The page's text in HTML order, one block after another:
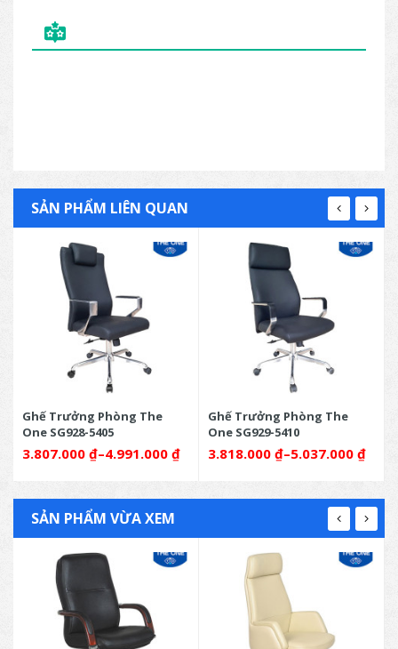
SẢN PHẨM LIÊN QUAN
Ghế Trưởng Phòng The
One SG928-5405
3.807.000 ₫–4.991.000 ₫
Ghế Trưởng Phòng The
One SG929-5410
3.818.000 ₫–5.037.000 ₫
SẢN PHẨM VỪA XEM